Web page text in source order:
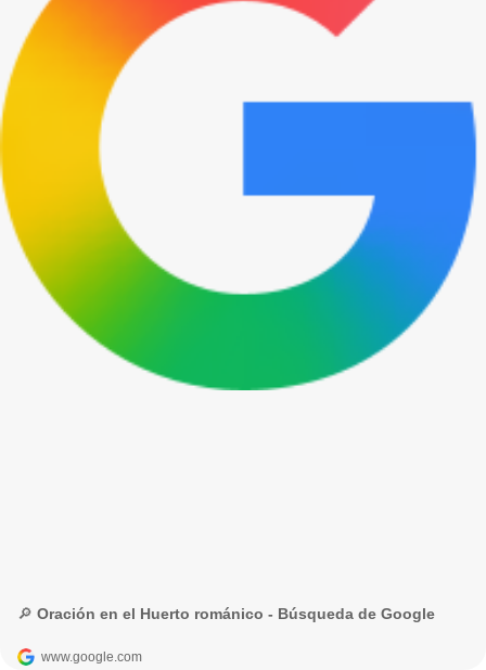
🔎 Oración en el Huerto románico - Búsqueda de Google
www.google.com